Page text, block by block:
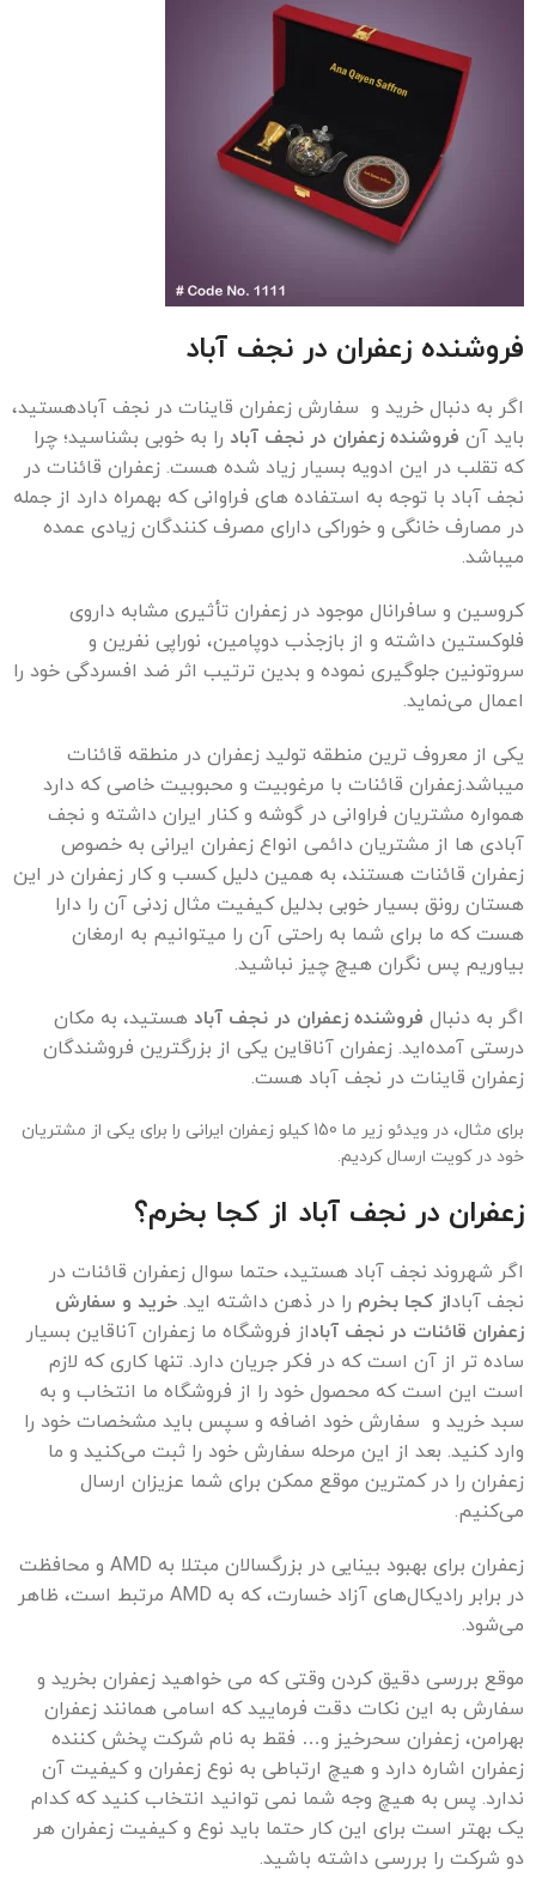
فروشنده زعفران در نجف آباد
اگر به دنبال خرید و سفارش زعفران قاینات در نجف آبادهستید،
باید آن فروشنده زعفران در نجف آباد را به خوبی بشناسید؛ چرا
که تقلب در این ادویه بسیار زیاد شده هست. زعفران قائنات در
نجف آباد با توجه به استفاده های فراوانی که بهمراه دارد از جمله
در مصارف خانگی و خوراکی دارای مصرف کنندگان زیادی عمده
میباشد.
کروسین و سافرانال موجود در زعفران تأثیری مشابه داروی
فلوکستین داشته و از بازجذب دوپامین، نوراپی نفرین و
سروتونین جلوگیری نموده و بدین ترتیب اثر ضد افسردگی خود را
اعمال می‌نماید.
یکی از معروف ترین منطقه تولید زعفران در منطقه قائنات
میباشد.زعفران قائنات با مرغوبیت و محبوبیت خاصی که دارد
همواره مشتریان فراوانی در گوشه و کنار ایران داشته و نجف
آبادی ها از مشتریان دائمی انواع زعفران ایرانی به خصوص
زعفران قائنات هستند، به همین دلیل کسب و کار زعفران در این
هستان رونق بسیار خوبی بدلیل کیفیت مثال زدنی آن را دارا
هست که ما برای شما به راحتی آن را میتوانیم به ارمغان
بیاوریم پس نگران هیچ چیز نباشید.
اگر به دنبال فروشنده زعفران در نجف آباد هستید، به مکان
درستی آمده‌اید. زعفران آناقاین یکی از بزرگترین فروشندگان
زعفران قاینات در نجف آباد هست.
برای مثال، در ویدئو زیر ما 150 کیلو زعفران ایرانی را برای یکی از مشتریان
خود در کویت ارسال کردیم.
زعفران در نجف آباد از کجا بخرم؟
اگر شهروند نجف آباد هستید، حتما سوال زعفران قائنات در
نجف آباداز کجا بخرم را در ذهن داشته اید. خرید و سفارش
زعفران قائنات در نجف آباداز فروشگاه ما زعفران آناقاین بسیار
ساده تر از آن است که در فکر جریان دارد. تنها کاری که لازم
است این است که محصول خود را از فروشگاه ما انتخاب و به
سبد خرید و سفارش خود اضافه و سپس باید مشخصات خود را
وارد کنید. بعد از این مرحله سفارش خود را ثبت می‌کنید و ما
زعفران را در کمترین موقع ممکن برای شما عزیزان ارسال
می‌کنیم.
زعفران برای بهبود بینایی در بزرگسالان مبتلا به AMD و محافظت
در برابر رادیکال‌های آزاد خسارت، که به AMD مرتبط است، ظاهر
می‌شود.
موقع بررسی دقیق کردن وقتی که می خواهید زعفران بخرید و
سفارش به این نکات دقت فرمایید که اسامی همانند زعفران
بهرامن، زعفران سحرخیز و… فقط به نام شرکت پخش کننده
زعفران اشاره دارد و هیچ ارتباطی به نوع زعفران و کیفیت آن
ندارد. پس به هیچ وجه شما نمی توانید انتخاب کنید که کدام
یک بهتر است برای این کار حتما باید نوع و کیفیت زعفران هر
دو شرکت را بررسی داشته باشید.